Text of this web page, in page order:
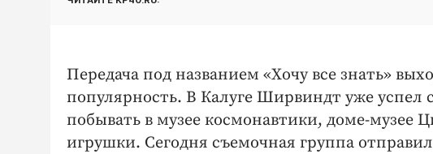
Передача под названием «Хочу все знать»
популярность. В Калуге Ширвиндт уже успел
побывать в музее космонавтики, доме-музее
игрушки. Сегодня съемочная группа